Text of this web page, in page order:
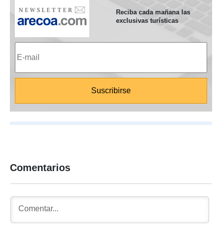
Reciba cada mañana las
exclusivas turísticas
Comentarios